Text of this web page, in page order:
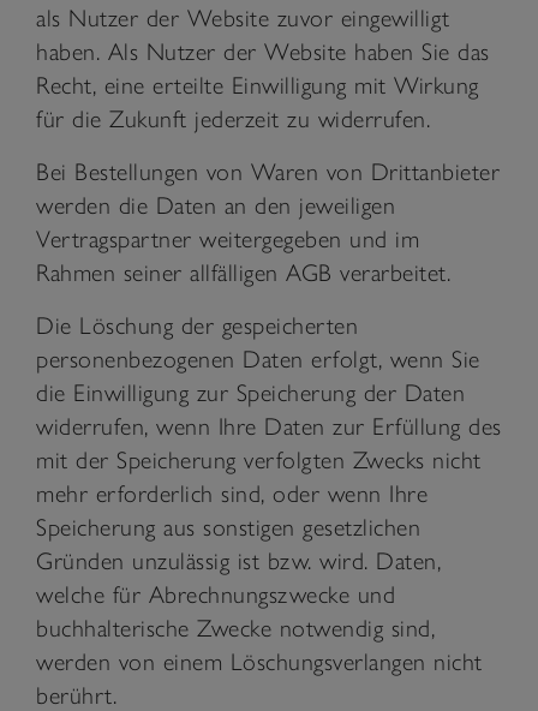
als Nutzer der Website zuvor eingewilligt
haben. Als Nutzer der Website haben Sie das
Recht, eine erteilte Einwilligung mit Wirkung
für die Zukunft jederzeit zu widerrufen.
Bei Bestellungen von Waren von Drittanbieter
werden die Daten an den jeweiligen
Vertragspartner weitergegeben und im
Rahmen seiner allfälligen AGB verarbeitet.
Die Löschung der gespeicherten
personenbezogenen Daten erfolgt, wenn Sie
die Einwilligung zur Speicherung der Daten
widerrufen, wenn Ihre Daten zur Erfüllung des
mit der Speicherung verfolgten Zwecks nicht
mehr erforderlich sind, oder wenn Ihre
Speicherung aus sonstigen gesetzlichen
Gründen unzulässig ist bzw. wird. Daten,
welche für Abrechnungszwecke und
buchhalterische Zwecke notwendig sind,
werden von einem Löschungsverlangen nicht
berührt.